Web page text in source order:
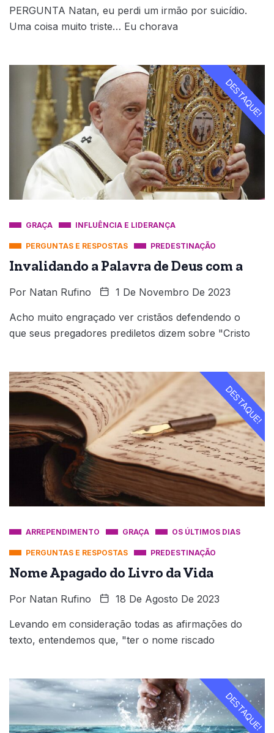
PERGUNTA Natan, eu perdi um irmão por suicídio.
Uma coisa muito triste… Eu chorava
DESTAQUE!
GRAÇA INFLUÊNCIA E LIDERANÇA
PERGUNTAS E RESPOSTAS PREDESTINAÇÃO
Invalidando a Palavra de Deus com a
Por Natan Rufino 1 De Novembro De 2023
Acho muito engraçado ver cristãos defendendo o
que seus pregadores prediletos dizem sobre "Cristo
DESTAQUE!
ARREPENDIMENTO GRAÇA OS ÚLTIMOS DIAS
PERGUNTAS E RESPOSTAS PREDESTINAÇÃO
Nome Apagado do Livro da Vida
Por Natan Rufino 18 De Agosto De 2023
Levando em consideração todas as afirmações do
texto, entendemos que, "ter o nome riscado
DESTAQUE!